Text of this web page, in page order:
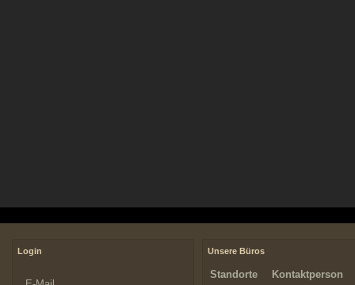
Login Unsere Büros
Standorte Kontaktperson